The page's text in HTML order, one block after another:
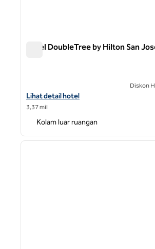
Hotel DoubleTree by Hilton San
Lihat perincian hotel untuk Hotel
Lihat detail hotel
3,37 mil
Diskon
Kolam luar ruangan
1 dari 12